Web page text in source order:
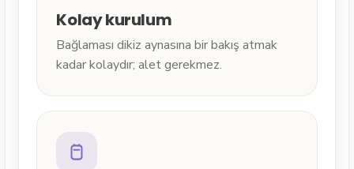
Kolay kurulum
Bağlaması dikiz aynasına bir bakış atmak
kadar kolaydır; alet gerekmez.